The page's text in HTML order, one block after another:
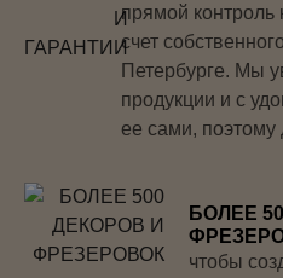
прямой контроль
счет
Петербурге. Мы
продукции и с
ее сами, поэтому
БОЛЕЕ
чтобы